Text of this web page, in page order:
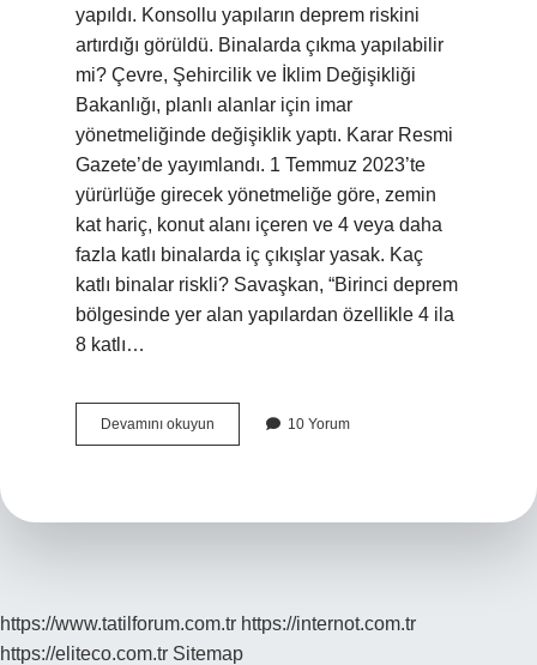
yapıldı. Konsollu yapıların deprem riskini
artırdığı görüldü. Binalarda çıkma yapılabilir
mi? Çevre, Şehircilik ve İklim Değişikliği
Bakanlığı, planlı alanlar için imar
yönetmeliğinde değişiklik yaptı. Karar Resmi
Gazete’de yayımlandı. 1 Temmuz 2023’te
yürürlüğe girecek yönetmeliğe göre, zemin
kat hariç, konut alanı içeren ve 4 veya daha
fazla katlı binalarda iç çıkışlar yasak. Kaç
katlı binalar riskli? Savaşkan, “Birinci deprem
bölgesinde yer alan yapılardan özellikle 4 ila
8 katlı…
Devamını okuyun
Çıkma
10 Yorum
https://www.tatilforum.com.tr https://internot.com.tr
https://eliteco.com.tr Sitemap